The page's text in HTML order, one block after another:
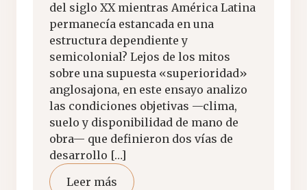
del siglo XX mientras América Latina
permanecía estancada en una
estructura dependiente y
semicolonial? Lejos de los mitos
sobre una supuesta «superioridad»
anglosajona, en este ensayo analizo
las condiciones objetivas —clima,
suelo y disponibilidad de mano de
obra— que definieron dos vías de
desarrollo […]
Leer más